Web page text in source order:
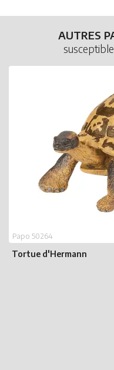
AUTRES
Tortue d'Hermann
Papo 50264